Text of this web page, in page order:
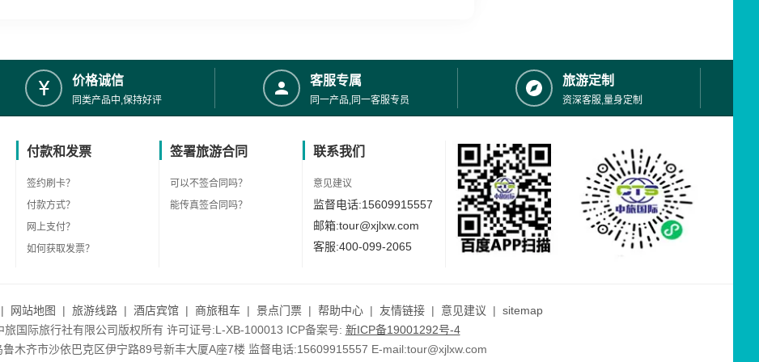
价格诚信
同类产品中,保持好评
客服专属
同一产品,同一客服专员
旅游定制
资深客服,量身定制
付款和发票
签约刷卡？
付款方式？
网上支付？
如何获取发票？
签署旅游合同
可以不签合同吗？
能传真签合同吗？
联系我们
意见建议
监督电话:15609915557
邮箱:tour@xjlxw.com
客服:400-099-2065
| 网站地图 | 旅游线路 | 酒店宾馆 | 商旅租车 | 景点门票 | 帮助中心 | 友情链接 | 意见建议 | sitemap
旅国际旅行社有限公司版权所有 许可证号:L-XB-100013 ICP备案号: 新ICP备19001292号-4
鲁木齐市沙依巴克区伊宁路89号新丰大厦A座7楼 监督电话:15609915557 E-mail:tour@xjlxw.com